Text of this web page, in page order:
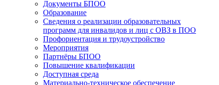
Документы БПОО
Образование
Сведения о реализации образовательных
программ для инвалидов и лиц с ОВЗ в ПОО
Профориентация и трудоустройство
Мероприятия
Партнёры БПОО
Повышение квалификации
Доступная среда
Материально-техническое обеспечение